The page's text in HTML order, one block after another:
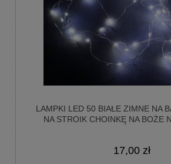
LAMPKI LED 50 BIAŁE ZIMNE NA
NA STROIK CHOINKĘ NA BOŻE
17,00 zł